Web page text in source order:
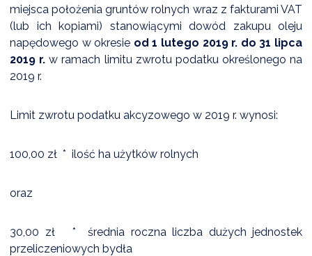
EWIDENCJA EMISYJNOŚCI BUDYNKÓW (CEEB)
miejsca położenia gruntów rolnych wraz z fakturami VAT
(lub ich kopiami) stanowiącymi dowód zakupu oleju
napędowego w okresie od 1 lutego 2019 r. do 31 lipca
2019 r. w ramach limitu zwrotu podatku określonego na
2019 r.
Limit zwrotu podatku akcyzowego w 2019 r. wynosi:
100,00 zł * ilość ha użytków rolnych
oraz
30,00 zł * średnia roczna liczba dużych jednostek
przeliczeniowych bydła